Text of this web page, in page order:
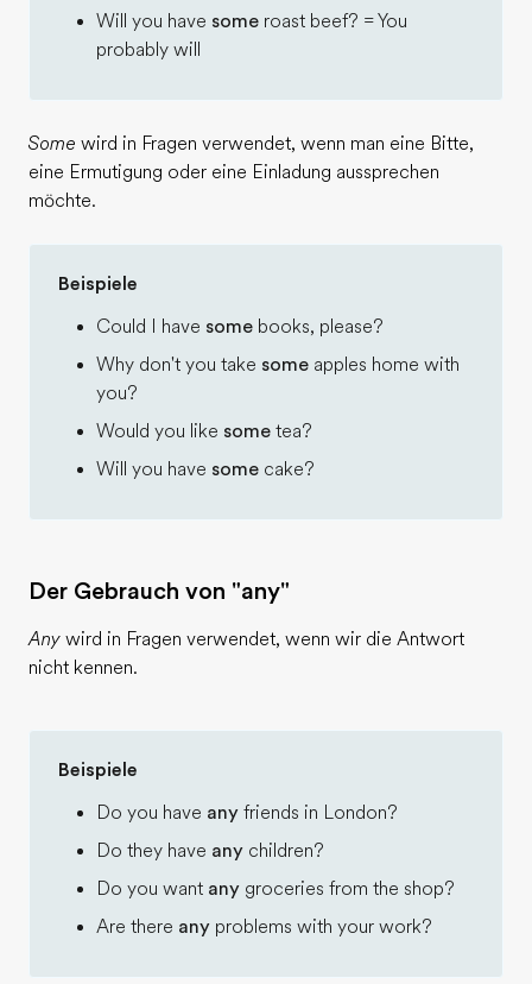
Will you have some roast beef? = You
probably will
Some wird in Fragen verwendet, wenn man eine Bitte,
eine Ermutigung oder eine Einladung aussprechen
möchte.
Beispiele
Could I have some books, please?
Why don't you take some apples home with
you?
Would you like some tea?
Will you have some cake?
Der Gebrauch von "any"
Any wird in Fragen verwendet, wenn wir die Antwort
nicht kennen.
Beispiele
Do you have any friends in London?
Do they have any children?
Do you want any groceries from the shop?
Are there any problems with your work?